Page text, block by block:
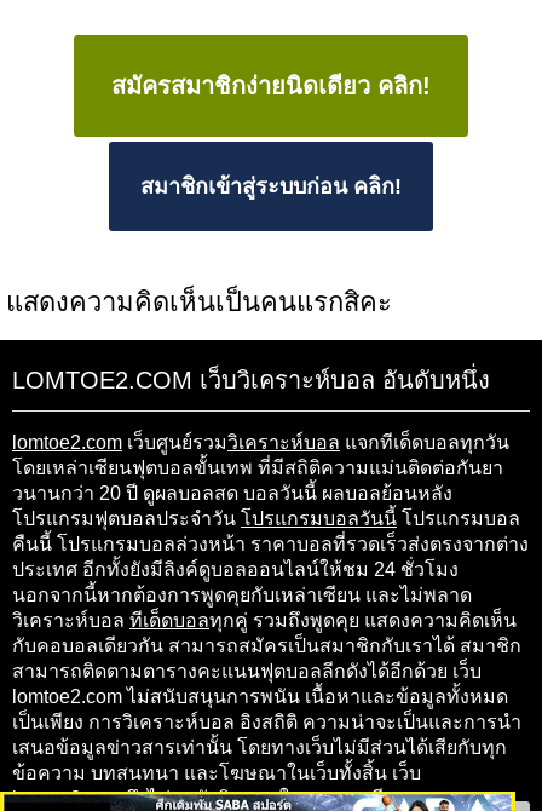
สมัครสมาชิกง่ายนิดเดียว คลิก!
สมาชิกเข้าสู่ระบบก่อน คลิก!
แสดงความคิดเห็นเป็นคนแรกสิคะ
LOMTOE2.COM เว็บวิเคราะห์บอล อันดับหนึ่ง
lomtoe2.com เว็บศูนย์รวมวิเคราะห์บอล แจกทีเด็ดบอลทุกวัน
โดยเหล่าเซียนฟุตบอลขั้นเทพ ที่มีสถิติความแม่นติดต่อกันยา
วนานกว่า 20 ปี ดูผลบอลสด บอลวันนี้ ผลบอลย้อนหลัง
โปรแกรมฟุตบอลประจำวัน โปรแกรมบอลวันนี้ โปรแกรมบอล
คืนนี้ โปรแกรมบอลล่วงหน้า ราคาบอลที่รวดเร็วส่งตรงจากต่าง
ประเทศ อีกทั้งยังมีลิงค์ดูบอลออนไลน์ให้ชม 24 ชั่วโมง
นอกจากนี้หากต้องการพูดคุยกับเหล่าเซียน และไม่พลาด
วิเคราะห์บอล ทีเด็ดบอลทุกคู่ รวมถึงพูดคุย แสดงความคิดเห็น
กับคอบอลเดียวกัน สามารถสมัครเป็นสมาชิกกับเราได้ สมาชิก
สามารถติดตามตารางคะแนนฟุตบอลลีกดังได้อีกด้วย เว็บ
lomtoe2.com ไม่สนับสนุนการพนัน เนื้อหาและข้อมูลทั้งหมด
เป็นเพียง การวิเคราะห์บอล อิงสถิติ ความน่าจะเป็นและการนำ
เสนอข้อมูลข่าวสารเท่านั้น โดยทางเว็บไม่มีส่วนได้เสียกับทุก
ข้อความ บทสนทนา และโฆษณาในเว็บทั้งสิ้น เว็บ
lomtoe2.com จึงไม่ขอรับผิดชอบในทุกๆ กรณี